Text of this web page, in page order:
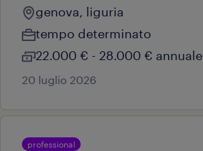
genova, liguria
tempo determinato
22.000 € - 28.000 € annuale
20 luglio 2026
professional